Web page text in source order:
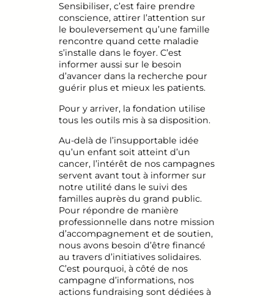
Sensibiliser, c’est faire prendre
conscience, attirer l’attention sur
le bouleversement qu’une famille
rencontre quand cette maladie
s’installe dans le foyer. C’est
informer aussi sur le besoin
d’avancer dans la recherche pour
guérir plus et mieux les patients.
Pour y arriver, la fondation utilise
tous les outils mis à sa disposition.
Au-delà de l’insupportable idée
qu’un enfant soit atteint d’un
cancer, l’intérêt de nos campagnes
servent avant tout à informer sur
notre utilité dans le suivi des
familles auprès du grand public.
Pour répondre de manière
professionnelle dans notre mission
d’accompagnement et de soutien,
nous avons besoin d’être financé
au travers d’initiatives solidaires.
C’est pourquoi, à côté de nos
campagne d’informations, nos
actions fundraising sont dédiées à